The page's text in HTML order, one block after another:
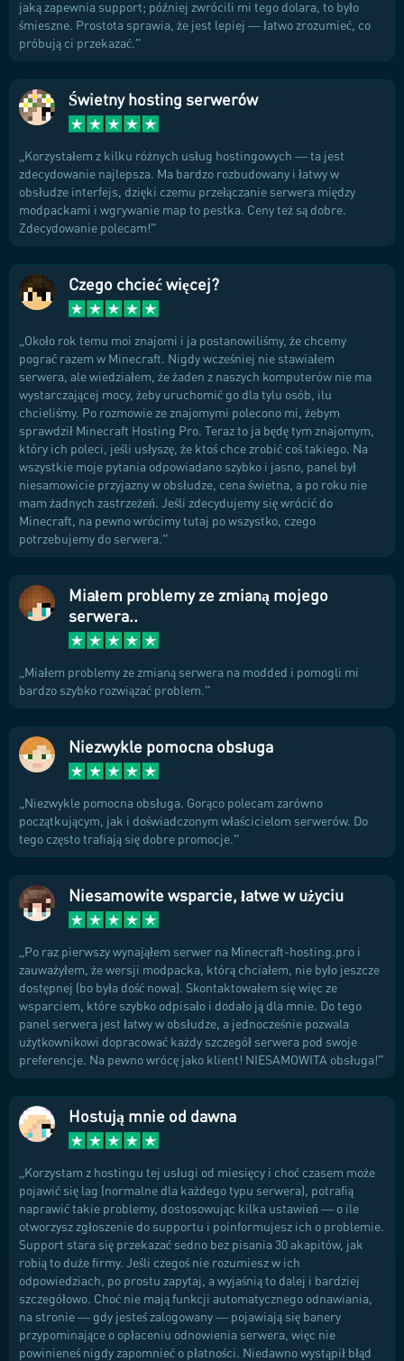
jaką zapewnia support; później zwrócili mi tego dolara, to było
śmieszne. Prostota sprawia, że jest lepiej — łatwo zrozumieć, co
próbują ci przekazać.
Świetny hosting serwerów
Korzystałem z kilku różnych usług hostingowych — ta jest
zdecydowanie najlepsza. Ma bardzo rozbudowany i łatwy w
obsłudze interfejs, dzięki czemu przełączanie serwera między
modpackami i wgrywanie map to pestka. Ceny też są dobre.
Zdecydowanie polecam!
Czego chcieć więcej?
Około rok temu moi znajomi i ja postanowiliśmy, że chcemy
pograć razem w Minecraft. Nigdy wcześniej nie stawiałem
serwera, ale wiedziałem, że żaden z naszych komputerów nie ma
wystarczającej mocy, żeby uruchomić go dla tylu osób, ilu
chcieliśmy. Po rozmowie ze znajomymi polecono mi, żebym
sprawdził Minecraft Hosting Pro. Teraz to ja będę tym znajomym,
który ich poleci, jeśli usłyszę, że ktoś chce zrobić coś takiego. Na
wszystkie moje pytania odpowiadano szybko i jasno, panel był
niesamowicie przyjazny w obsłudze, cena świetna, a po roku nie
mam żadnych zastrzeżeń. Jeśli zdecydujemy się wrócić do
Minecraft, na pewno wrócimy tutaj po wszystko, czego
potrzebujemy do serwera.
Miałem problemy ze zmianą mojego
serwera..
Miałem problemy ze zmianą serwera na modded i pomogli mi
bardzo szybko rozwiązać problem.
Niezwykle pomocna obsługa
Niezwykle pomocna obsługa. Gorąco polecam zarówno
początkującym, jak i doświadczonym właścicielom serwerów. Do
tego często trafiają się dobre promocje.
Niesamowite wsparcie, łatwe w użyciu
Po raz pierwszy wynająłem serwer na Minecraft-hosting.pro i
zauważyłem, że wersji modpacka, którą chciałem, nie było jeszcze
dostępnej (bo była dość nowa). Skontaktowałem się więc ze
wsparciem, które szybko odpisało i dodało ją dla mnie. Do tego
panel serwera jest łatwy w obsłudze, a jednocześnie pozwala
użytkownikowi dopracować każdy szczegół serwera pod swoje
preferencje. Na pewno wrócę jako klient! NIESAMOWITA obsługa!
Hostują mnie od dawna
Korzystam z hostingu tej usługi od miesięcy i choć czasem może
pojawić się lag (normalne dla każdego typu serwera), potrafią
naprawić takie problemy, dostosowując kilka ustawień — o ile
otworzysz zgłoszenie do supportu i poinformujesz ich o problemie.
Support stara się przekazać sedno bez pisania 30 akapitów, jak
robią to duże firmy. Jeśli czegoś nie rozumiesz w ich
odpowiedziach, po prostu zapytaj, a wyjaśnią to dalej i bardziej
szczegółowo. Choć nie mają funkcji automatycznego odnawiania,
na stronie — gdy jesteś zalogowany — pojawiają się banery
przypominające o opłaceniu odnowienia serwera, więc nie
powinieneś nigdy zapomnieć o płatności. Niedawno wystąpił błąd